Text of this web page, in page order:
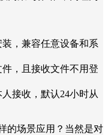
，兼容任意设备和系
，且接收文件不用登
接收，默认24小时从
的场景应用？当然是对